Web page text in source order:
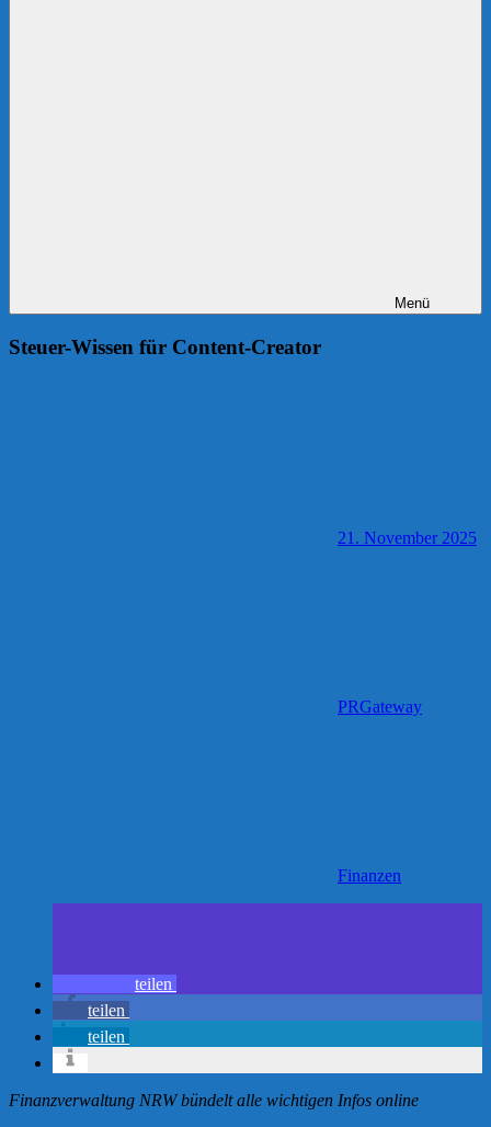
Menü
Steuer-Wissen für Content-Creator
21. November 2025
PRGateway
Finanzen
teilen
teilen
teilen
Finanzverwaltung NRW bündelt alle wichtigen Infos online